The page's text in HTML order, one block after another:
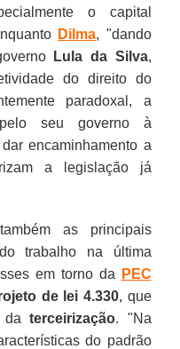
o capital
Dilma, "dando
Lula da Silva,
do direito do
paradoxal, a
seu governo à
encaminhamento a
a legislação já
as principais
trabalho na última
em torno da
PEC
de lei 4.330, que
daterceirização. "Na
do padrão